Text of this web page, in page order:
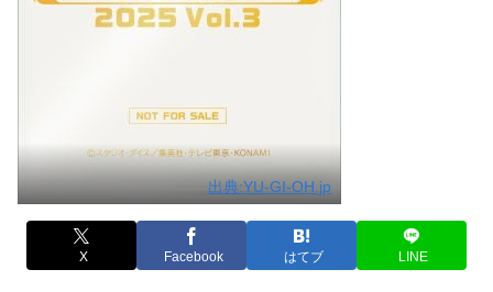
出典:YU-GI-OH.jp
X Facebook はてブ LINE